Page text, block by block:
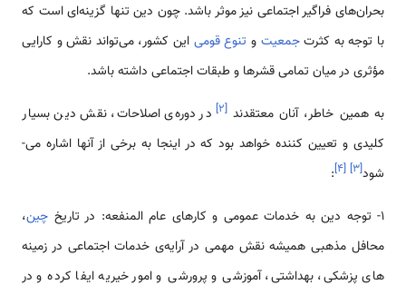
بحران­‌های فراگیر اجتماعی نیز موثر باشد. چون دین تنها گزینه­‌ای است که
با توجه به کثرتجمعیت و تنوع قومی این کشور، می‌­تواند نقش و کارایی
مؤثری در میان تمامی قشرها و طبقات اجتماعی داشته باشد.
به همین خاطر، آنان معتقدند[۲] در دوره‌ی اصلاحات، نقش دین بسیار
کلیدی و تعیین کننده خواهد بود که در اینجا به برخی از آن­ها اشاره می‌­
شود[۳]
[۴]
:
1- توجه دین به خدمات عمومی و کارهای عام المنفعه: در تاریخ چین،
محافل مذهبی همیشه نقش مهمی در آرایه‌­ی خدمات اجتماعی در زمینه­‌
های پزشکی، بهداشتی، آموزشی و پرورشی و امور خیریه ایفا کرده و در